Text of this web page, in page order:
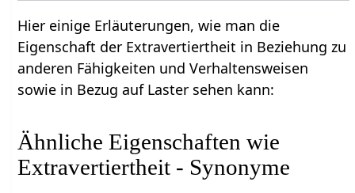
Hier einige Erläuterungen, wie man die
Eigenschaft der Extravertiertheit in Beziehung zu
anderen Fähigkeiten und Verhaltensweisen
sowie in Bezug auf Laster sehen kann:
Ähnliche Eigenschaften wie
Extravertiertheit - Synonyme